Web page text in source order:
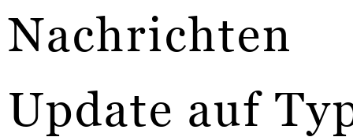
Nachrichten
Update auf